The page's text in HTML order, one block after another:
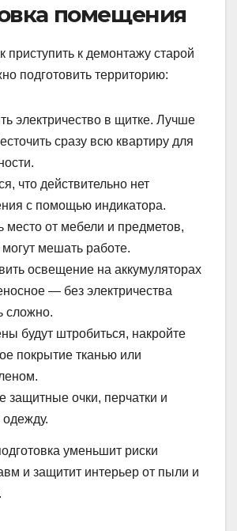
помещения
приступить к демонтажу старой
подготовить территорию:
электричество в щитке. Лучше
сразу всю квартиру для
что действительно нет
с помощью индикатора.
место от мебели и предметов,
мешать работе.
освещение на аккумуляторах
— без электричества
сложно.
будут штробиться, накройте
покрытие тканью или
защитные очки, перчатки и
уменьшит риски
и защитит интерьер от пыли и